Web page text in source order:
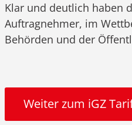
Klar und deutlich haben
Auftragnehmer, im
Behörden und der
Weiter zum iGZ